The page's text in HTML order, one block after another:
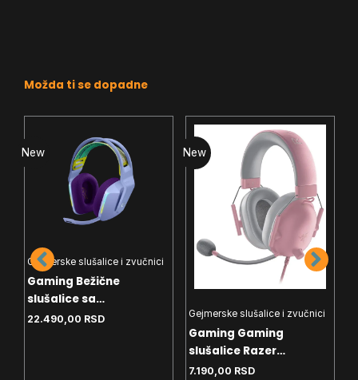
Možda ti se dopadne
New
Gejmerske slušalice i zvučnici
Gaming Bežične
slušalice sa
mikrofonom Logitech
22.490,00 RSD
New
Gejmerske slušalice i zvučnici
Gaming Gaming
slušalice Razer
BlackShark V2 X Pink
7.190,00 RSD